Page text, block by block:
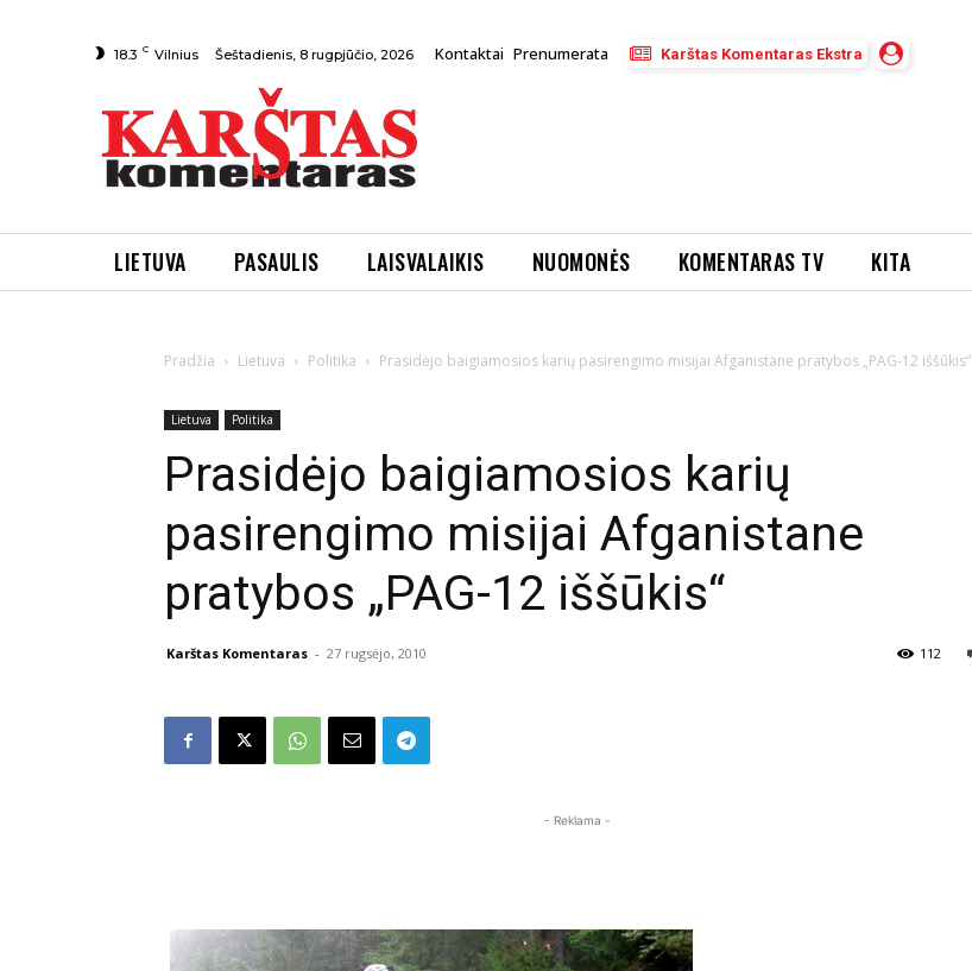
18.3 C Vilnius Šeštadienis, 8 rugpjūčio, 2026 Kontaktai Prenumerata Karštas Komentaras Ekstra
LIETUVA PASAULIS LAISVALAIKIS NUOMONĖS KOMENTARAS TV KITA
Pradžia Lietuva Politika Prasidėjo baigiamosios karių pasirengimo misijai Afganistane pratybos „PAG-12 iššūkis“
Lietuva Politika
Prasidėjo baigiamosios karių
pasirengimo misijai Afganistane
pratybos „PAG-12 iššūkis“
Karštas Komentaras - 27 rugsėjo, 2010 112
- Reklama -